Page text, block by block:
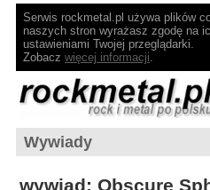
Serwis rockmetal.pl używa plików
naszych stron wyrażasz zgodę na
ustawieniami Twojej przeglądarki.
Zobacz więcej informacji.
Wywiady
wywiad: Obscure